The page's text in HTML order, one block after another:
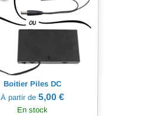
Boitier Piles DC
À partir de5,00 €
En stock